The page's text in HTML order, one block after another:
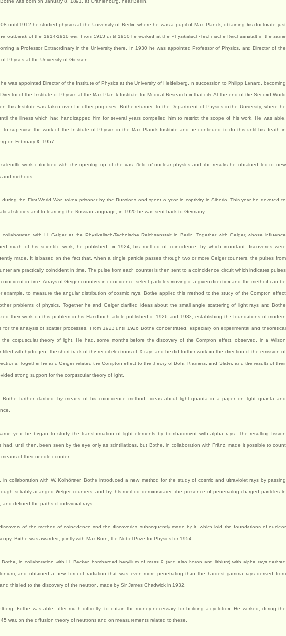
was born on January 8, 1891, at Oranienburg, near Berlin.
until 1912 he studied physics at the University of Berlin, where he was a pupil of Max Planck, obtaining his doctorate just
outbreak of the 1914-1918 war. From 1913 until 1930 he worked at the Physikalisch-Technische Reichsanstalt in the same
a Professor Extraordinary in the University there. In 1930 he was appointed Professor of Physics, and Director of the
of Physics at the University of Giessen.
was appointed Director of the Institute of Physics at the University of Heidelberg, in succession to Philipp Lenard, becoming
of the Institute of Physics at the Max Planck Institute for Medical Research in that city. At the end of the Second World
this Institute was taken over for other purposes, Bothe returned to the Department of Physics in the University, where he
the illness which had handicapped him for several years compelled him to restrict the scope of his work. He was able,
to supervise the work of the Institute of Physics in the Max Planck Institute and he continued to do this until his death in
on February 8, 1957.
scientific work coincided with the opening up of the vast field of nuclear physics and the results he obtained led to new
and methods.
during the First World War, taken prisoner by the Russians and spent a year in captivity in Siberia. This year he devoted to
studies and to learning the Russian language; in 1920 he was sent back to Germany.
collaborated with H. Geiger at the Physikalisch-Technische Reichsanstalt in Berlin. Together with Geiger, whose influence
much of his scientific work, he published, in 1924, his method of coincidence, by which important discoveries were
made. It is based on the fact that, when a single particle passes through two or more Geiger counters, the pulses from
are practically coincident in time. The pulse from each counter is then sent to a coincidence circuit which indicates pulses
in time. Arrays of Geiger counters in coincidence select particles moving in a given direction and the method can be
example, to measure the angular distribution of cosmic rays. Bothe applied this method to the study of the Compton effect
problems of physics. Together he and Geiger clarified ideas about the small angle scattering of light rays and Bothe
their work on this problem in his Handbuch article published in 1926 and 1933, establishing the foundations of modern
for the analysis of scatter processes. From 1923 until 1926 Bothe concentrated, especially on experimental and theoretical
the corpuscular theory of light. He had, some months before the discovery of the Compton effect, observed, in a Wilson
filled with hydrogen, the short track of the recoil electrons of X-rays and he did further work on the direction of the emission of
Together he and Geiger related the Compton effect to the theory of Bohr, Kramers, and Slater, and the results of their
strong support for the corpuscular theory of light.
Bothe further clarified, by means of his coincidence method, ideas about light quanta in a paper on light quanta and
year he began to study the transformation of light elements by bombardment with alpha rays. The resulting fission
had, until then, been seen by the eye only as scintillations, but Bothe, in collaboration with Fränz, made it possible to count
means of their needle counter.
in collaboration with W. Kolhörster, Bothe introduced a new method for the study of cosmic and ultraviolet rays by passing
suitably arranged Geiger counters, and by this method demonstrated the presence of penetrating charged particles in
and defined the paths of individual rays.
of the method of coincidence and the discoveries subsequently made by it, which laid the foundations of nuclear
Bothe was awarded, jointly with Max Born, the Nobel Prize for Physics for 1954.
Bothe, in collaboration with H. Becker, bombarded beryllium of mass 9 (and also boron and lithium) with alpha rays derived
and obtained a new form of radiation that was even more penetrating than the hardest gamma rays derived from
this led to the discovery of the neutron, made by Sir James Chadwick in 1932.
Bothe was able, after much difficulty, to obtain the money necessary for building a cyclotron. He worked, during the
war, on the diffusion theory of neutrons and on measurements related to these.